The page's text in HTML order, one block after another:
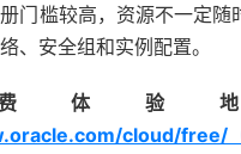
门槛较高，资源不一定随
、安全组和实例配置。
体验
cloud/free/（